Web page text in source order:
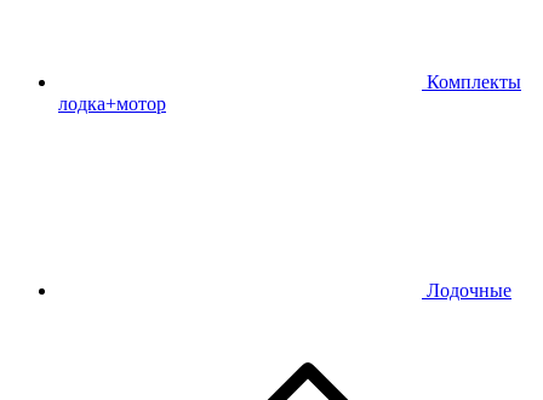
Комплекты
лодка+мотор
Лодочные